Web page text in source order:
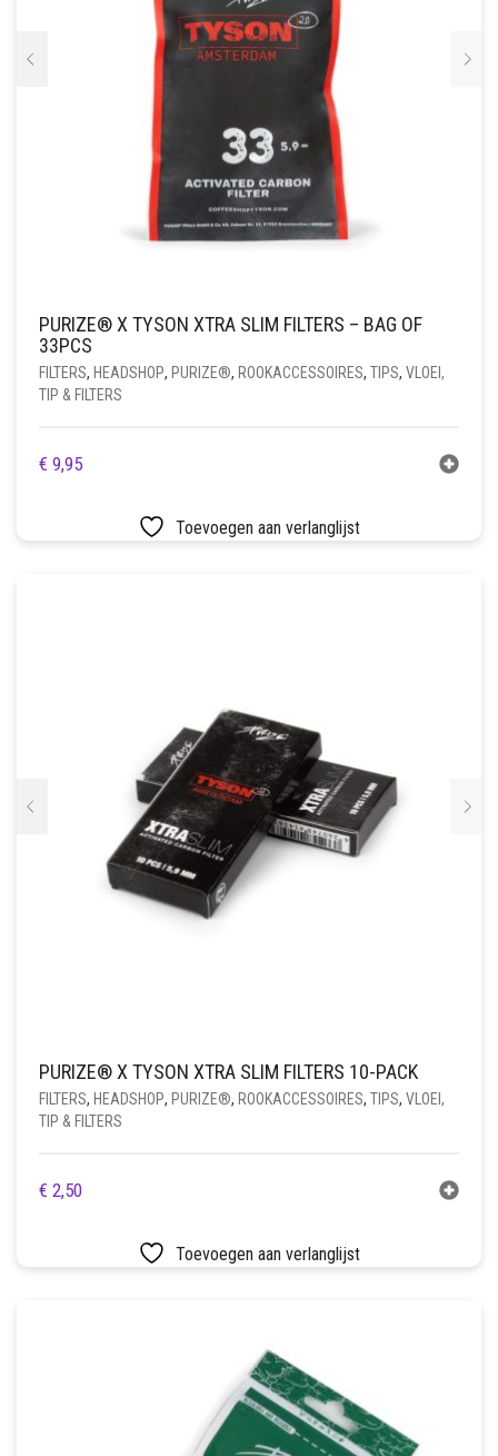
PURIZE® X TYSON XTRA SLIM FILTERS – BAG OF
33PCS
FILTERS, HEADSHOP, PURIZE®, ROOKACCESSOIRES, TIPS, VLOEI,
TIP & FILTERS
€ 9,95
Toevoegen aan verlanglijst
PURIZE® X TYSON XTRA SLIM FILTERS 10-PACK
FILTERS, HEADSHOP, PURIZE®, ROOKACCESSOIRES, TIPS, VLOEI,
TIP & FILTERS
€ 2,50
Toevoegen aan verlanglijst